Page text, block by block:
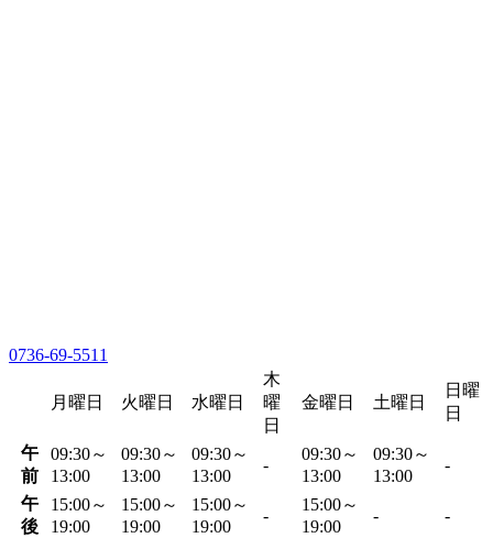
0736-69-5511
月曜日 火曜日 水曜日
木
曜
日
金曜日 土曜日
日曜
日
午
前
09:30～
13:00
09:30～
13:00
09:30～
13:00
-
09:30～
13:00
09:30～
13:00
-
午
後
15:00～
19:00
15:00～
19:00
15:00～
19:00
-
15:00～
19:00
- -